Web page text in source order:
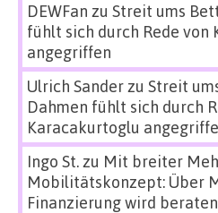
DEWFan zu Streit ums
fühlt sich durch Rede von
angegriffen
Ulrich Sanderzu Streit
Dahmen fühlt sich durch
Karacakurtoglu
Ingo St.zu Mit breiter
Mobilitätskonzept: Über
Finanzierung wird beraten